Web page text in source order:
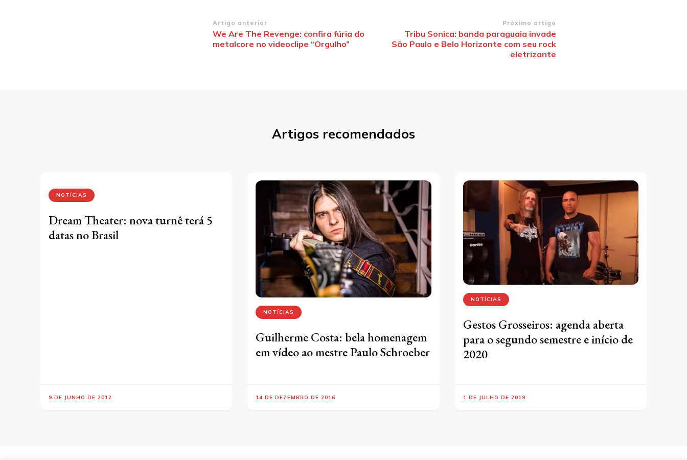
Navegação
de
Artigo anterior
We Are The Revenge: confira fúria do
metalcore no videoclipe “Orgulho”
Próximo artigo
Tribu Sonica: banda paraguaia invade
São Paulo e Belo Horizonte com seu rock
eletrizante
Artigos recomendados
NOTÍCIAS
Dream Theater: nova turnê terá 5
datas no Brasil
9 DE JUNHO DE 2012
NOTÍCIAS
Guilherme Costa: bela homenagem
em vídeo ao mestre Paulo Schroeber
14 DE DEZEMBRO DE 2016
NOTÍCIAS
Gestos Grosseiros: agenda aberta
para o segundo semestre e início de
2020
1 DE JULHO DE 2019